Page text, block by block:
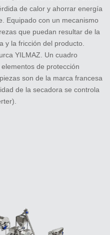
de calor y ahorrar energía
Equipado con un mecanismo
que puedan resultar de la
y la fricción del producto.
YILMAZ. Un cuadro
de protección
son de la marca francesa
de la secadora se controla